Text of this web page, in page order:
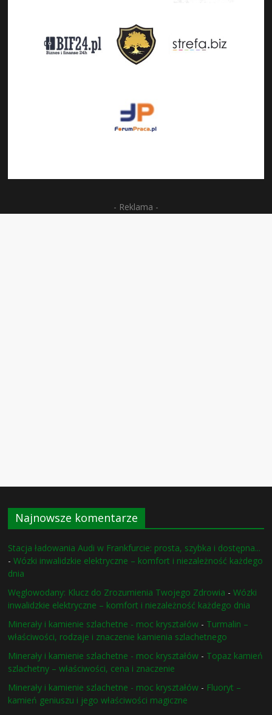
- Reklama -
Najnowsze komentarze
Stacja ładowania Audi w Frankfurcie: prosta, szybka i dostępna...
-Wózki inwalidzkie elektryczne – komfort i niezależność każdego
dnia
Węglowodany: Klucz do Zrozumienia Twojego Zdrowia -Wózki
inwalidzkie elektryczne – komfort i niezależność każdego dnia
Minerały i kamienie szlachetne - moc kryształów - Turmalin –
właściwości, rodzaje i znaczenie kamienia szlachetnego
Minerały i kamienie szlachetne - moc kryształów - Topaz kamień
szlachetny – właściwości, cena i znaczenie
Minerały i kamienie szlachetne - moc kryształów - Fluoryt –
kamień geniuszu i jego właściwości magiczne